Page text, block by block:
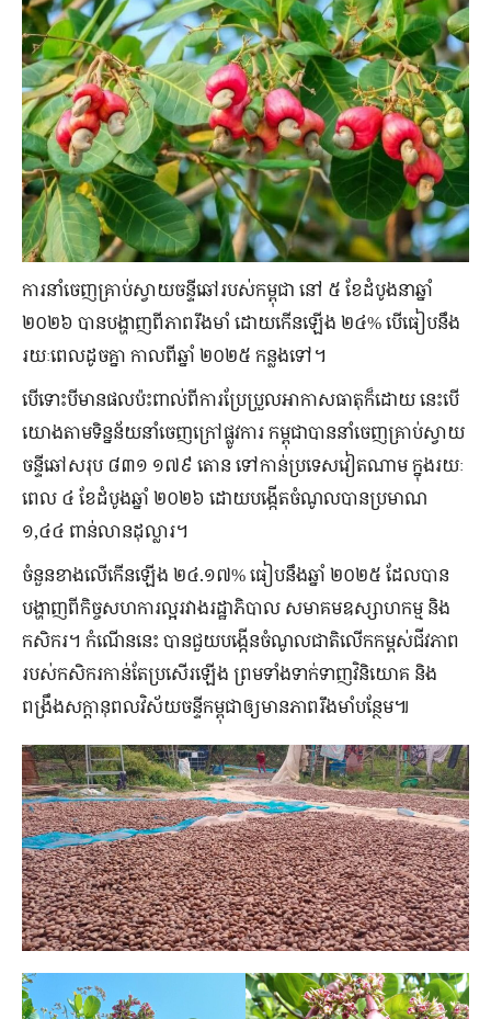
ការ​នាំ​ចេញ​គ្រាប់​ស្វាយ​ចន្ទី​ឆៅ​របស់​កម្ពុជា នៅ ៥ ខែ​ដំបូង​នា​ឆ្នាំ
២០២៦ បាន​បង្ហាញ​ពី​ភាព​រឹងមាំ ដោយ​កើន​ឡើង ២៤% បើ​ធៀប​នឹង​
រយៈពេល​ដូចគ្នា កាលពី​ឆ្នាំ ២០២៥ កន្លង​ទៅ។
បើ​ទោះ​បី​មាន​ផល​ប៉ះពាល់​ពី​ការ​ប្រែប្រួល​អាកាសធាតុ​ក៏​ដោយ នេះបើ​
យោង​តាម​ទិន្នន័យ​នាំ​ចេញ​ក្រៅ​ផ្លូវការ កម្ពុជា​បាន​នាំ​ចេញ​គ្រាប់ស្វាយ​
ចន្ទី​ឆៅ​សរុប ៨៣១ ១៧៩ តោន ទៅ​កាន់​ប្រទេស​វៀតណាម ក្នុងរយៈ
ពេល ៤ ខែ​ដំបូង​​ឆ្នាំ ២០២៦ ដោយ​បង្កើត​ចំណូល​បាន​ប្រមាណ
១,៤៤ ពាន់​លាន​ដុល្លារ។
ចំនួន​ខាង​លើ​កើន​ឡើង ២៤.១៧% ធៀប​នឹង​ឆ្នាំ ២០២៥ ដែល​បាន​
បង្ហាញ​ពី​កិច្ច​សហការ​ល្អ​រវាង​រដ្ឋាភិបាល សមាគម​ឧស្សាហកម្ម និង​
កសិករ។ កំណើន​នេះ បាន​ជួយ​បង្កើន​ចំណូល​ជាតិ​លើក​កម្ពស់​ជីវភាព​
របស់​កសិករ​កាន់តែ​ប្រសើរ​ឡើង ព្រមទាំង​ទាក់ទាញ​វិនិយោគ និង​
ពង្រឹង​សក្តានុពល​វិស័យ​ចន្ទី​កម្ពុជា​ឲ្យ​មាន​ភាព​រឹងមាំ​បន្ថែម៕